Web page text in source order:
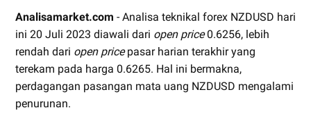
Analisamarket.com - Analisa teknikal forex NZDUSD hari
ini 20 Juli 2023 diawali dari open price0.6256, lebih
rendah dari open pricepasar harian terakhir yang
terekam pada harga 0.6265. Hal ini bermakna,
perdagangan pasangan mata uang NZDUSD mengalami
penurunan.